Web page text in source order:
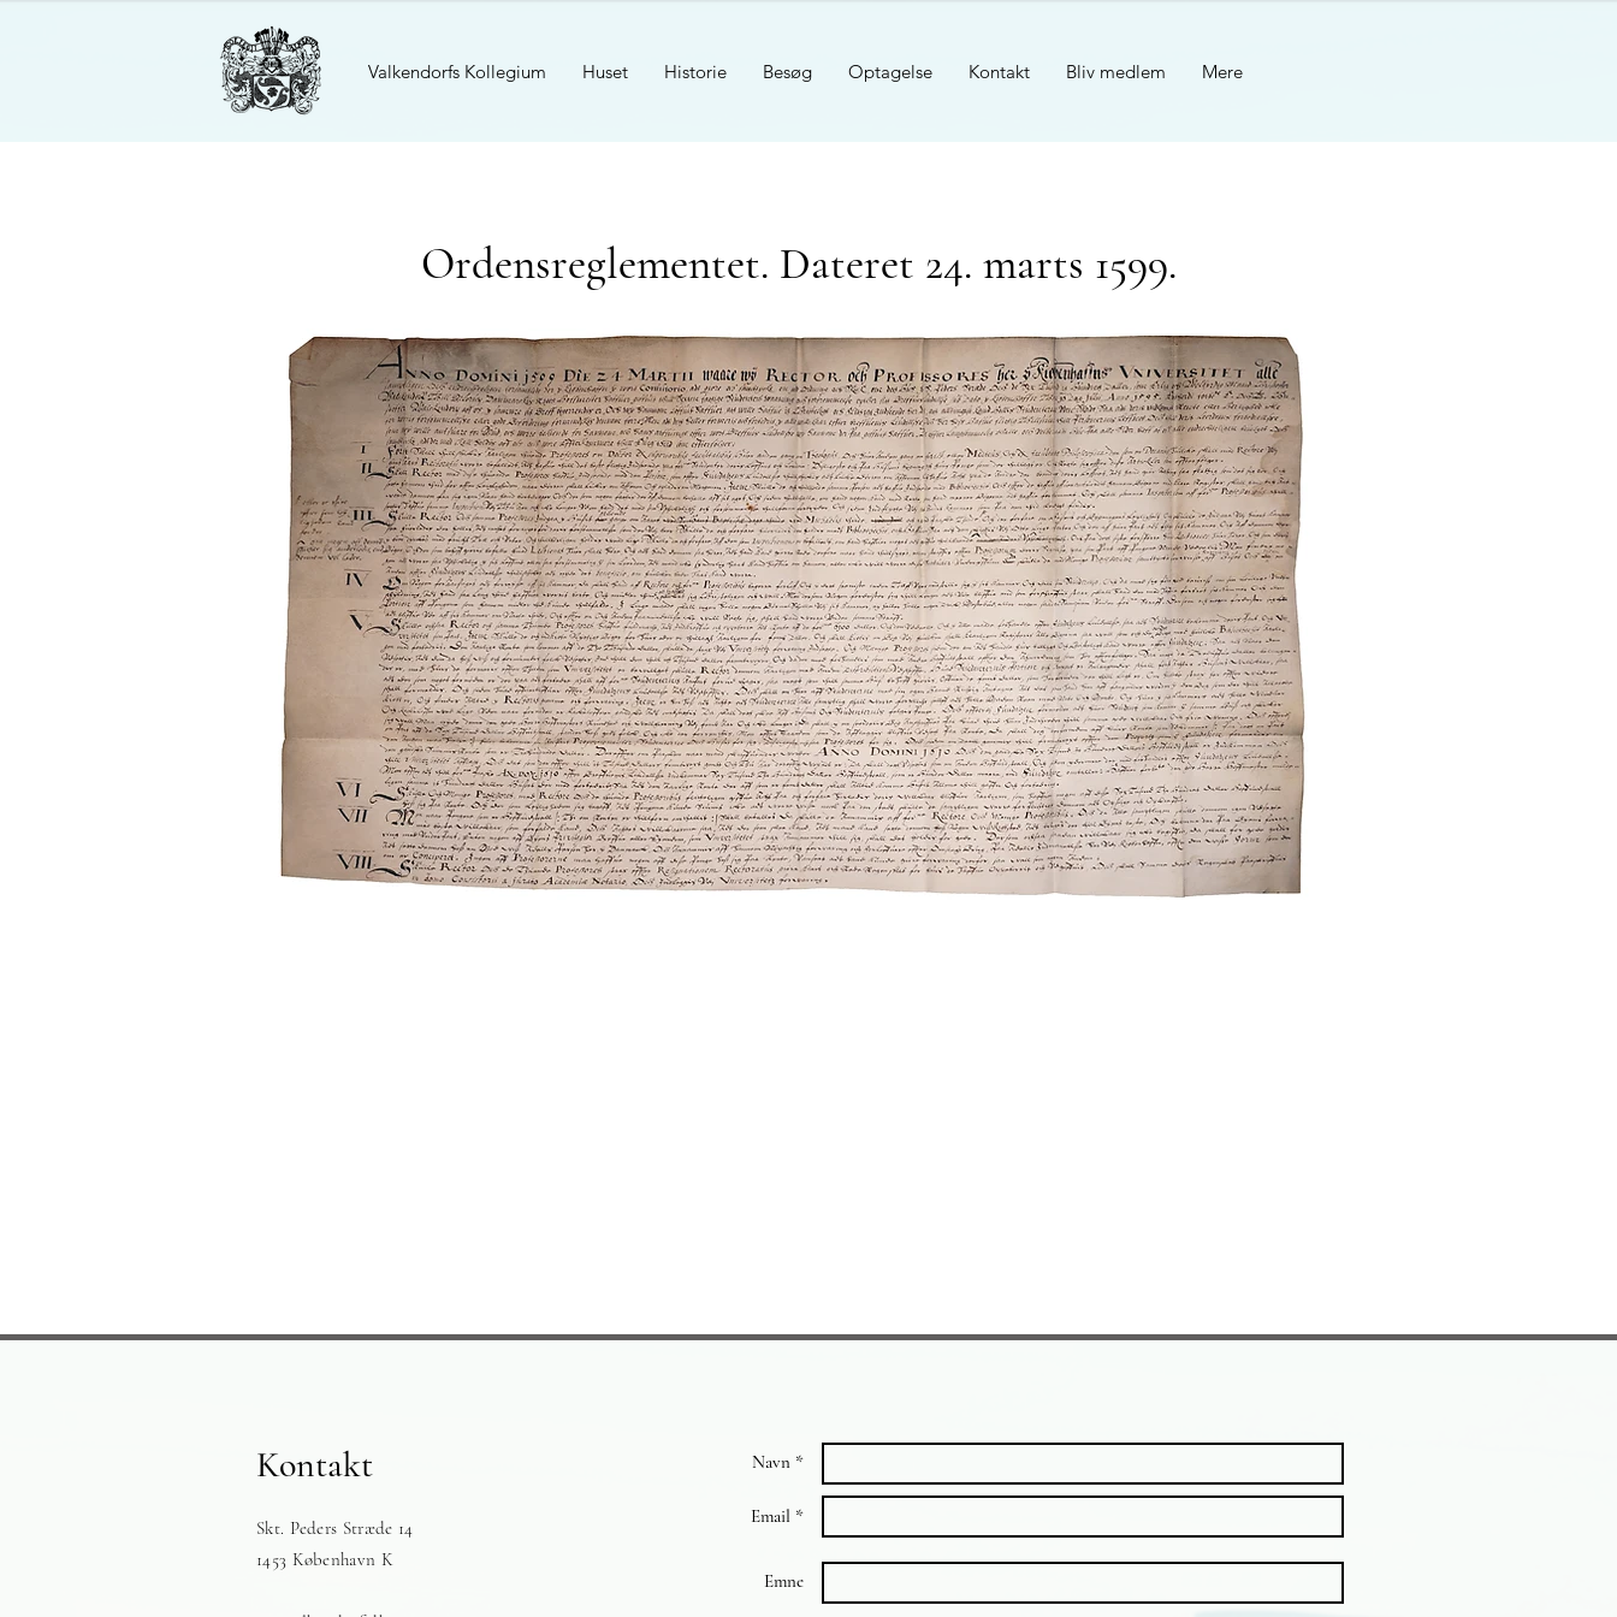
Valkendorfs Kollegium Huset Historie Besøg Optagelse Kontakt Bliv medlem Mere
Ordensreglementet. Dateret 24. marts 1599.
Kontakt
Skt. Peders Stræde 14
1453 København K​​
Navn *
Email *
Emne